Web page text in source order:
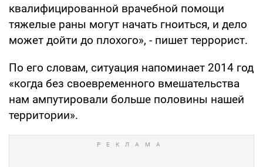
квалифицированной врачебной помощи
тяжелые раны могут начать гноиться, и дело
может дойти до плохого», - пишет террорист.
По его словам, ситуация напоминает 2014 год
«когда без своевременного вмешательства
нам ампутировали больше половины нашей
территории».